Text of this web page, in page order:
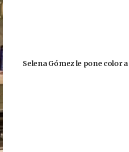
Selena Gómez le pone color